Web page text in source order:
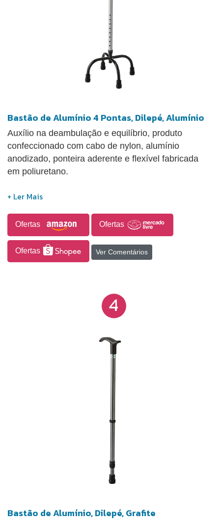
Bastão de Alumínio 4 Pontas, Dilepé, Alumínio
Auxílio na deambulação e equilíbrio, produto
confeccionado com cabo de nylon, alumínio
anodizado, ponteira aderente e flexível fabricada
em poliuretano.
Ofertas Ofertas
Ofertas Ver Comentários
4
Bastão de Alumínio, Dilepé, Grafite